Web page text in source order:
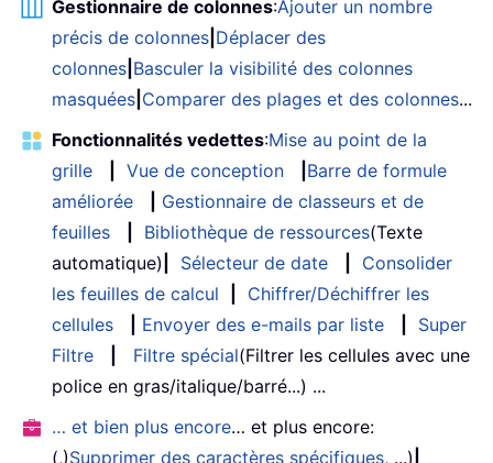
Gestionnaire de colonnes:Ajouter un nombre
précis de colonnes Déplacer des
colonnes Basculer la visibilité des colonnes
masquées Comparer des plages et des colonnes...
Fonctionnalités vedettes:Mise au point de la
grille
Vue de conception
Barre de formule
améliorée
Gestionnaire de classeurs et de
feuilles
Bibliothèque de ressources(Texte
automatique)
Sélecteur de date
Consolider
les feuilles de calcul
Chiffrer/Déchiffrer les
cellules
Envoyer des e-mails par liste
Super
Filtre
Filtre spécial(Filtrer les cellules avec une
police en gras/italique/barré...) ...
… et bien plus encore… et plus encore:
(,)Supprimer des caractères spécifiques, ...)